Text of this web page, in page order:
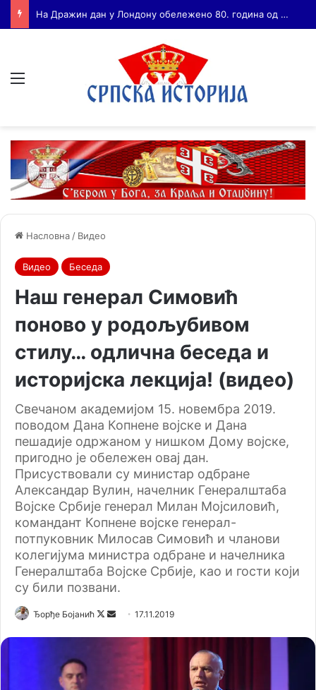
Бојанић: ВОЈА ТАНКОСИЋ – ЧОВЕК КОГА СУ СЕ ПЛАШИЛИ И ЖИВОГ И МРТВОГ, а нема ни споненик
Насловна / Видео
Видео Беседа
Наш генерал Симовић
поново у родољубивом
стилу… одлична беседа и
историјска лекција! (видео)
Свечаном академијом 15. новембра 2019.
поводом Дана Копнене војске и Дана
пешадије одржаном у нишком Дому војске,
пригодно је обележен овај дан.
Присуствовали су министар одбране
Александар Вулин, начелник Генералштаба
Војске Србије генерал Милан Мојсиловић,
командант Копнене војске генерал-
потпуковник Милосав Симовић и чланови
колегијума министра одбране и начелника
Генералштаба Војске Србије, као и гости који
су били позвани.
Ђорђе Бојанић
F
17.11.2019